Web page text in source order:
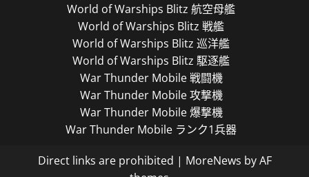
World of Warships Blitz 航空母艦
World of Warships Blitz 戦艦
World of Warships Blitz 巡洋艦
World of Warships Blitz 駆逐艦
War Thunder Mobile 戦闘機
War Thunder Mobile 攻撃機
War Thunder Mobile 爆撃機
War Thunder Mobile ランク1兵器
Direct links are prohibited | MoreNews by AF